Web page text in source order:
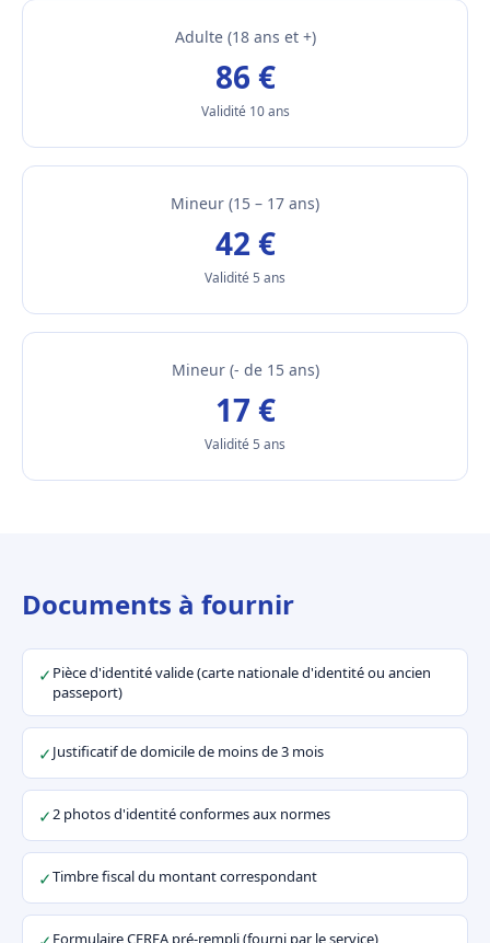
Adulte (18 ans et +)
86 €
Validité 10 ans
Mineur (15 – 17 ans)
42 €
Validité 5 ans
Mineur (- de 15 ans)
17 €
Validité 5 ans
Documents à fournir
✓ Pièce d'identité valide (carte nationale d'identité ou ancien
passeport)
✓Justificatif de domicile de moins de 3 mois
✓2 photos d'identité conformes aux normes
✓Timbre fiscal du montant correspondant
Formulaire CERFA pré-rempli (fourni par le service)